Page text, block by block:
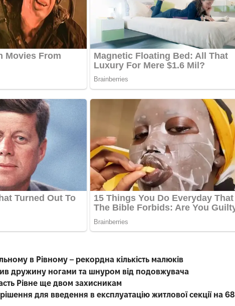
в Рівному – рекордна кількість малюків
дружину ногами та шнуром від подовжувача
Рівне ще двом захисникам
для введення в експлуатацію житлової секції на 68